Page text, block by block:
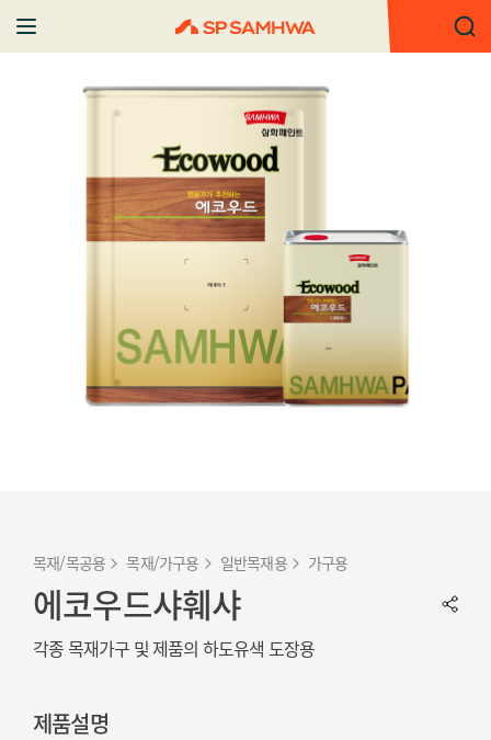
목재/목공용 목재/가구용 일반목재용 가구용
에코우드샤훼샤
각종 목재가구 및 제품의 하도유색 도장용
제품설명